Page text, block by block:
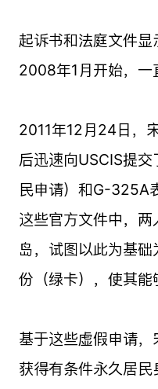
起诉书和法庭文件
2008年1月开始，一
2011年12月24日，
后迅速向USCIS提
民申请）和G-325A
这些官方文件中，
岛，试图以此为基
份（绿卡），使其能
基于这些虚假申请
获得有条件永久居